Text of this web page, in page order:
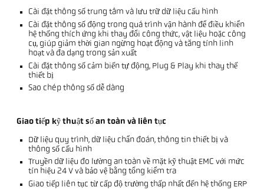
Cài đặt thông số trung tâm và lưu trữ dữ liệu cấu hình
Cài đặt thông số động trong quá trình vận hành để điều khiển
hệ thống thích ứng khi thay đổi công thức, vật liệu hoặc công
cụ, giúp giảm thời gian ngừng hoạt động và tăng tính linh
hoạt và đa dạng trong sản xuất
Cài đặt thông số cảm biến tự động, Plug & Play khi thay thế
thiết bị
Sao chép thông số dễ dàng
Giao tiếp kỹ thuật số an toàn và liên tục
Dữ liệu quy trình, dữ liệu chẩn đoán, thông tin thiết bị và
thông số cấu hình
Truyền dữ liệu đo lường an toàn về mặt kỹ thuật EMC với mức
tín hiệu 24 V và bảo vệ bằng tổng kiểm tra
Giao tiếp liên tục từ cấp độ trường thấp nhất đến hệ thống ERP